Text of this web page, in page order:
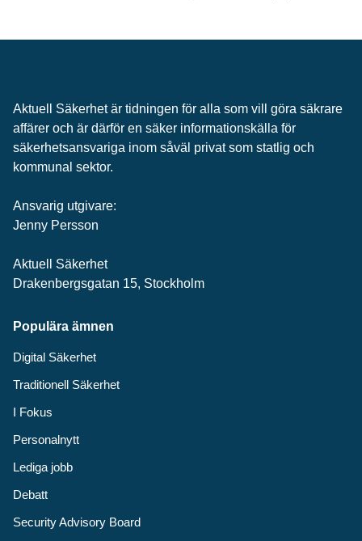
Aktuell Säkerhet är tidningen för alla som vill göra säkrare
affärer och är därför en säker informationskälla för
säkerhets­ansvariga inom såväl privat som statlig och
kommunal sektor.
Ansvarig utgivare:
Jenny Persson
Aktuell Säkerhet
Drakenbergsgatan 15, Stockholm
Populära ämnen
Digital Säkerhet
Traditionell Säkerhet
I Fokus
Personalnytt
Lediga jobb
Debatt
Security Advisory Board